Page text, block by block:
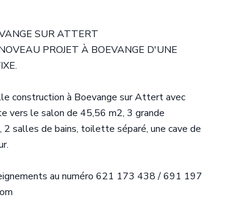
SUR ATTERT
PROJET À BOEVANGE D'UNE
construction à Boevange sur Attert avec
vers le salon de 45,56 m2, 3 grande
salles de bains, toilette séparé, une cave de
au numéro 621 173 438 / 691 197